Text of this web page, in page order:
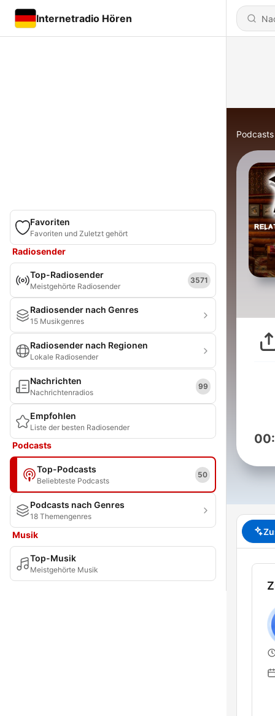
Internetradio Hören
Favoriten
Favoriten und Zuletzt gehört
Radiosender
Top-Radiosender
Meistgehörte Radiosender
3571
Radiosender nach Genres
15 Musikgenres
Radiosender nach Regionen
Lokale Radiosender
Nachrichten
Nachrichtenradios
99
Empfohlen
Liste der besten Radiosender
Podcasts
Top-Podcasts
Beliebteste Podcasts
50
Podcasts nach Genres
18 Themengenres
Musik
Top-Musik
Meistgehörte Musik
Podcasts